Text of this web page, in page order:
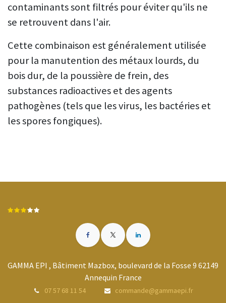
contaminants sont filtrés pour éviter qu'ils ne
se retrouvent dans l'air.
Cette combinaison est généralement utilisée
pour la manutention des métaux lourds, du
bois dur, de la poussière de frein, des
substances radioactives et des agents
pathogènes (tels que les virus, les bactéries et
les spores fongiques).
GAMMA EPI , Bâtiment Mazbox, boulevard de la Fosse 9 62149
Annequin France
07 57 68 11 54 commande@gammaepi.fr